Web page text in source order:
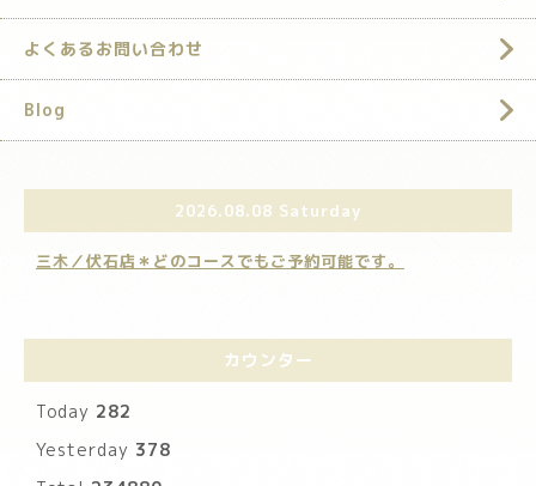
よくあるお問い合わせ
Blog
2026.08.08 Saturday
三木／伏石店＊どのコースでもご予約可能です。
カウンター
Today 282
Yesterday 378